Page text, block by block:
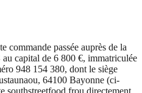
commande passée auprès de la
au capital de 6 800 €, immatriculée
948 154 380, dont le siège
64100 Bayonne (ci-
southstreetfood.frou directement